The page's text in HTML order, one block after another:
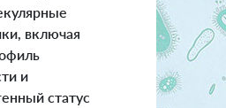
включая
и
статус